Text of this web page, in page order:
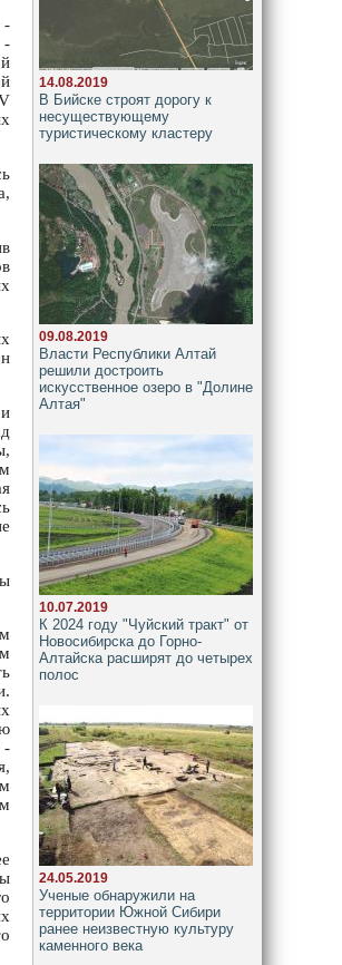
-
-
-
14.08.2019
В Бийске строят дорогу к
несуществующему
туристическому кластеру
09.08.2019
Власти Республики Алтай
решили достроить
искусственное озеро в "Долине
Алтая"
10.07.2019
К 2024 году "Чуйский тракт" от
Новосибирска до Горно-
Алтайска расширят до четырех
полос
24.05.2019
Ученые обнаружили на
территории Южной Сибири
ранее неизвестную культуру
каменного века